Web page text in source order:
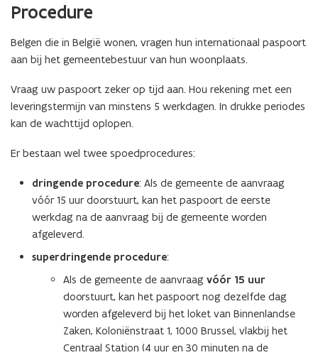
n
e
s
t
e
Procedure
Belgen die in België wonen, vragen hun internationaal paspoort
aan bij het gemeentebestuur van hun woonplaats.
Vraag uw paspoort zeker op tijd aan. Hou rekening met een
leveringstermijn van minstens 5 werkdagen. In drukke periodes
kan de wachttijd oplopen.
Er bestaan wel twee spoedprocedures:
dringende procedure: Als de gemeente de aanvraag
vóór 15 uur doorstuurt, kan het paspoort de eerste
werkdag na de aanvraag bij de gemeente worden
afgeleverd.
superdringende procedure:
Als de gemeente de aanvraag vóór 15 uur
doorstuurt, kan het paspoort nog dezelfde dag
worden afgeleverd bij het loket van Binnenlandse
Zaken, Koloniënstraat 1, 1000 Brussel, vlakbij het
Centraal Station (4 uur en 30 minuten na de